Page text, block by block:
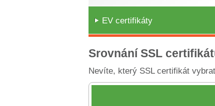
EV certifikáty
Srovnání SSL
Nevíte, který SSL certifikát